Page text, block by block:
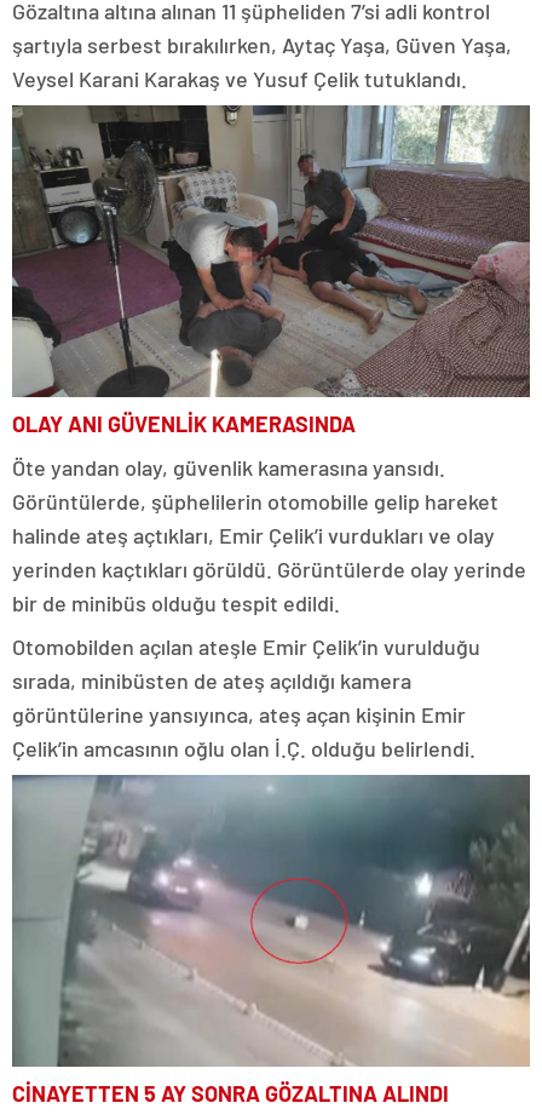
Gözaltına altına alınan 11 şüpheliden 7’si adli kontrol
şartıyla serbest bırakılırken, Aytaç Yaşa, Güven Yaşa,
Veysel Karani Karakaş ve Yusuf Çelik tutuklandı.
OLAY ANI GÜVENLİK KAMERASINDA
Öte yandan olay, güvenlik kamerasına yansıdı.
Görüntülerde, şüphelilerin otomobille gelip hareket
halinde ateş açtıkları, Emir Çelik’i vurdukları ve olay
yerinden kaçtıkları görüldü. Görüntülerde olay yerinde
bir de minibüs olduğu tespit edildi.
Otomobilden açılan ateşle Emir Çelik’in vurulduğu
sırada, minibüsten de ateş açıldığı kamera
görüntülerine yansıyınca, ateş açan kişinin Emir
Çelik’in amcasının oğlu olan İ.Ç. olduğu belirlendi.
CİNAYETTEN 5 AY SONRA GÖZALTINA ALINDI